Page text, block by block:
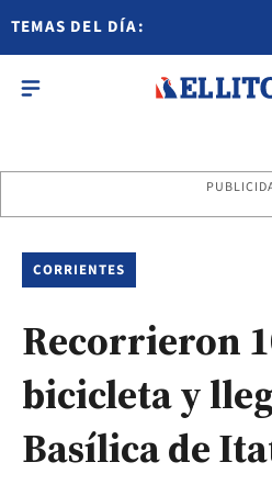
TEMAS DEL DÍA:
CORRIENTES
Recorrieron
bicicleta y
Basílica de